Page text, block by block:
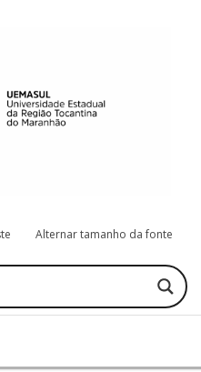
Alternar tamanho da fonte